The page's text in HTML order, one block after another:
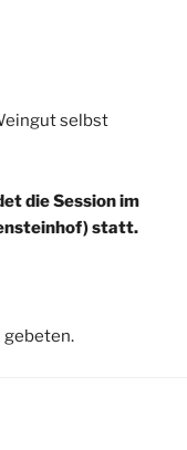
selbst
die Session im
statt.
gebeten.